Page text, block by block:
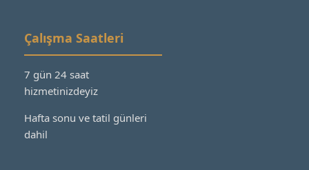
Çalışma Saatleri
7 gün 24 saat
hizmetinizdeyiz
Hafta sonu ve tatil günleri
dahil